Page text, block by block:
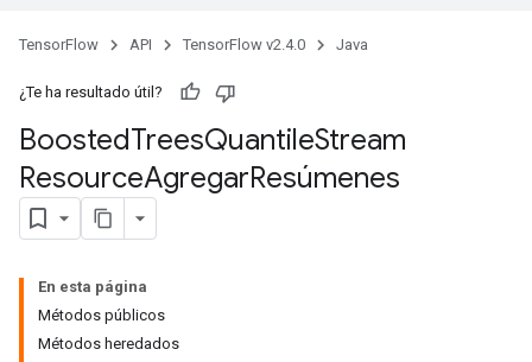
TensorFlow API TensorFlow v2.4.0 Java
¿Te ha resultado útil?
BoostedTreesQuantileStream
ResourceAgregarResúmenes
En esta página
Métodos públicos
Métodos heredados